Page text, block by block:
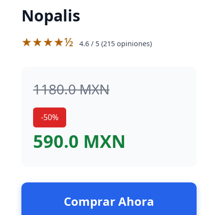
Nopalis
★★★★½ 4.6 / 5 (215 opiniones)
1180.0 MXN
-50%
590.0 MXN
Comprar Ahora